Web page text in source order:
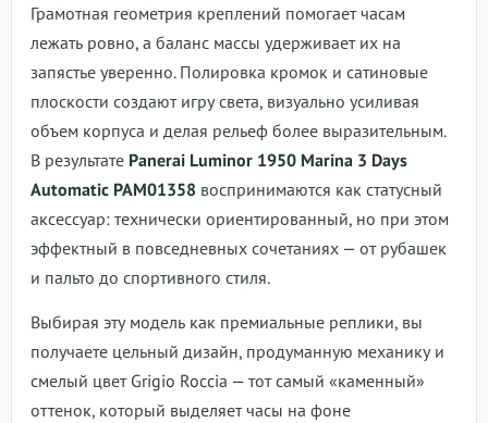
Грамотная геометрия креплений помогает часам
лежать ровно, а баланс массы удерживает их на
запястье уверенно. Полировка кромок и сатиновые
плоскости создают игру света, визуально усиливая
объем корпуса и делая рельеф более выразительным.
В результате Panerai Luminor 1950 Marina 3 Days
Automatic PAM01358 воспринимаются как статусный
аксессуар: технически ориентированный, но при этом
эффектный в повседневных сочетаниях — от рубашек
и пальто до спортивного стиля.
Выбирая эту модель как премиальные реплики, вы
получаете цельный дизайн, продуманную механику и
смелый цвет Grigio Roccia — тот самый «каменный»
оттенок, который выделяет часы на фоне